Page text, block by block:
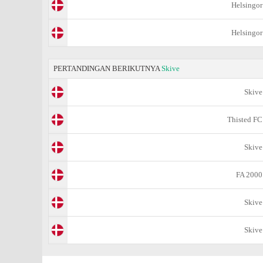
Helsingor
Helsingor
PERTANDINGAN BERIKUTNYASkive
Skive
Thisted FC
Skive
FA 2000
Skive
Skive